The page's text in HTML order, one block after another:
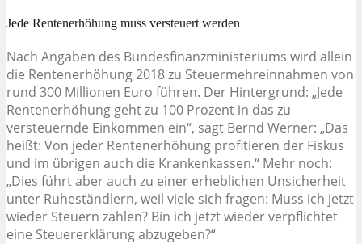
Jede Rentenerhöhung muss versteuert werden
Nach Angaben des Bundesfinanzministeriums wird allein
die Rentenerhöhung 2018 zu Steuermehreinnahmen von
rund 300 Millionen Euro führen. Der Hintergrund: „Jede
Rentenerhöhung geht zu 100 Prozent in das zu
versteuernde Einkommen ein“, sagt Bernd Werner: „Das
heißt: Von jeder Rentenerhöhung profitieren der Fiskus
und im übrigen auch die Krankenkassen.“ Mehr noch:
„Dies führt aber auch zu einer erheblichen Unsicherheit
unter Ruheständlern, weil viele sich fragen: Muss ich jetzt
wieder Steuern zahlen? Bin ich jetzt wieder verpflichtet
eine Steuererklärung abzugeben?“